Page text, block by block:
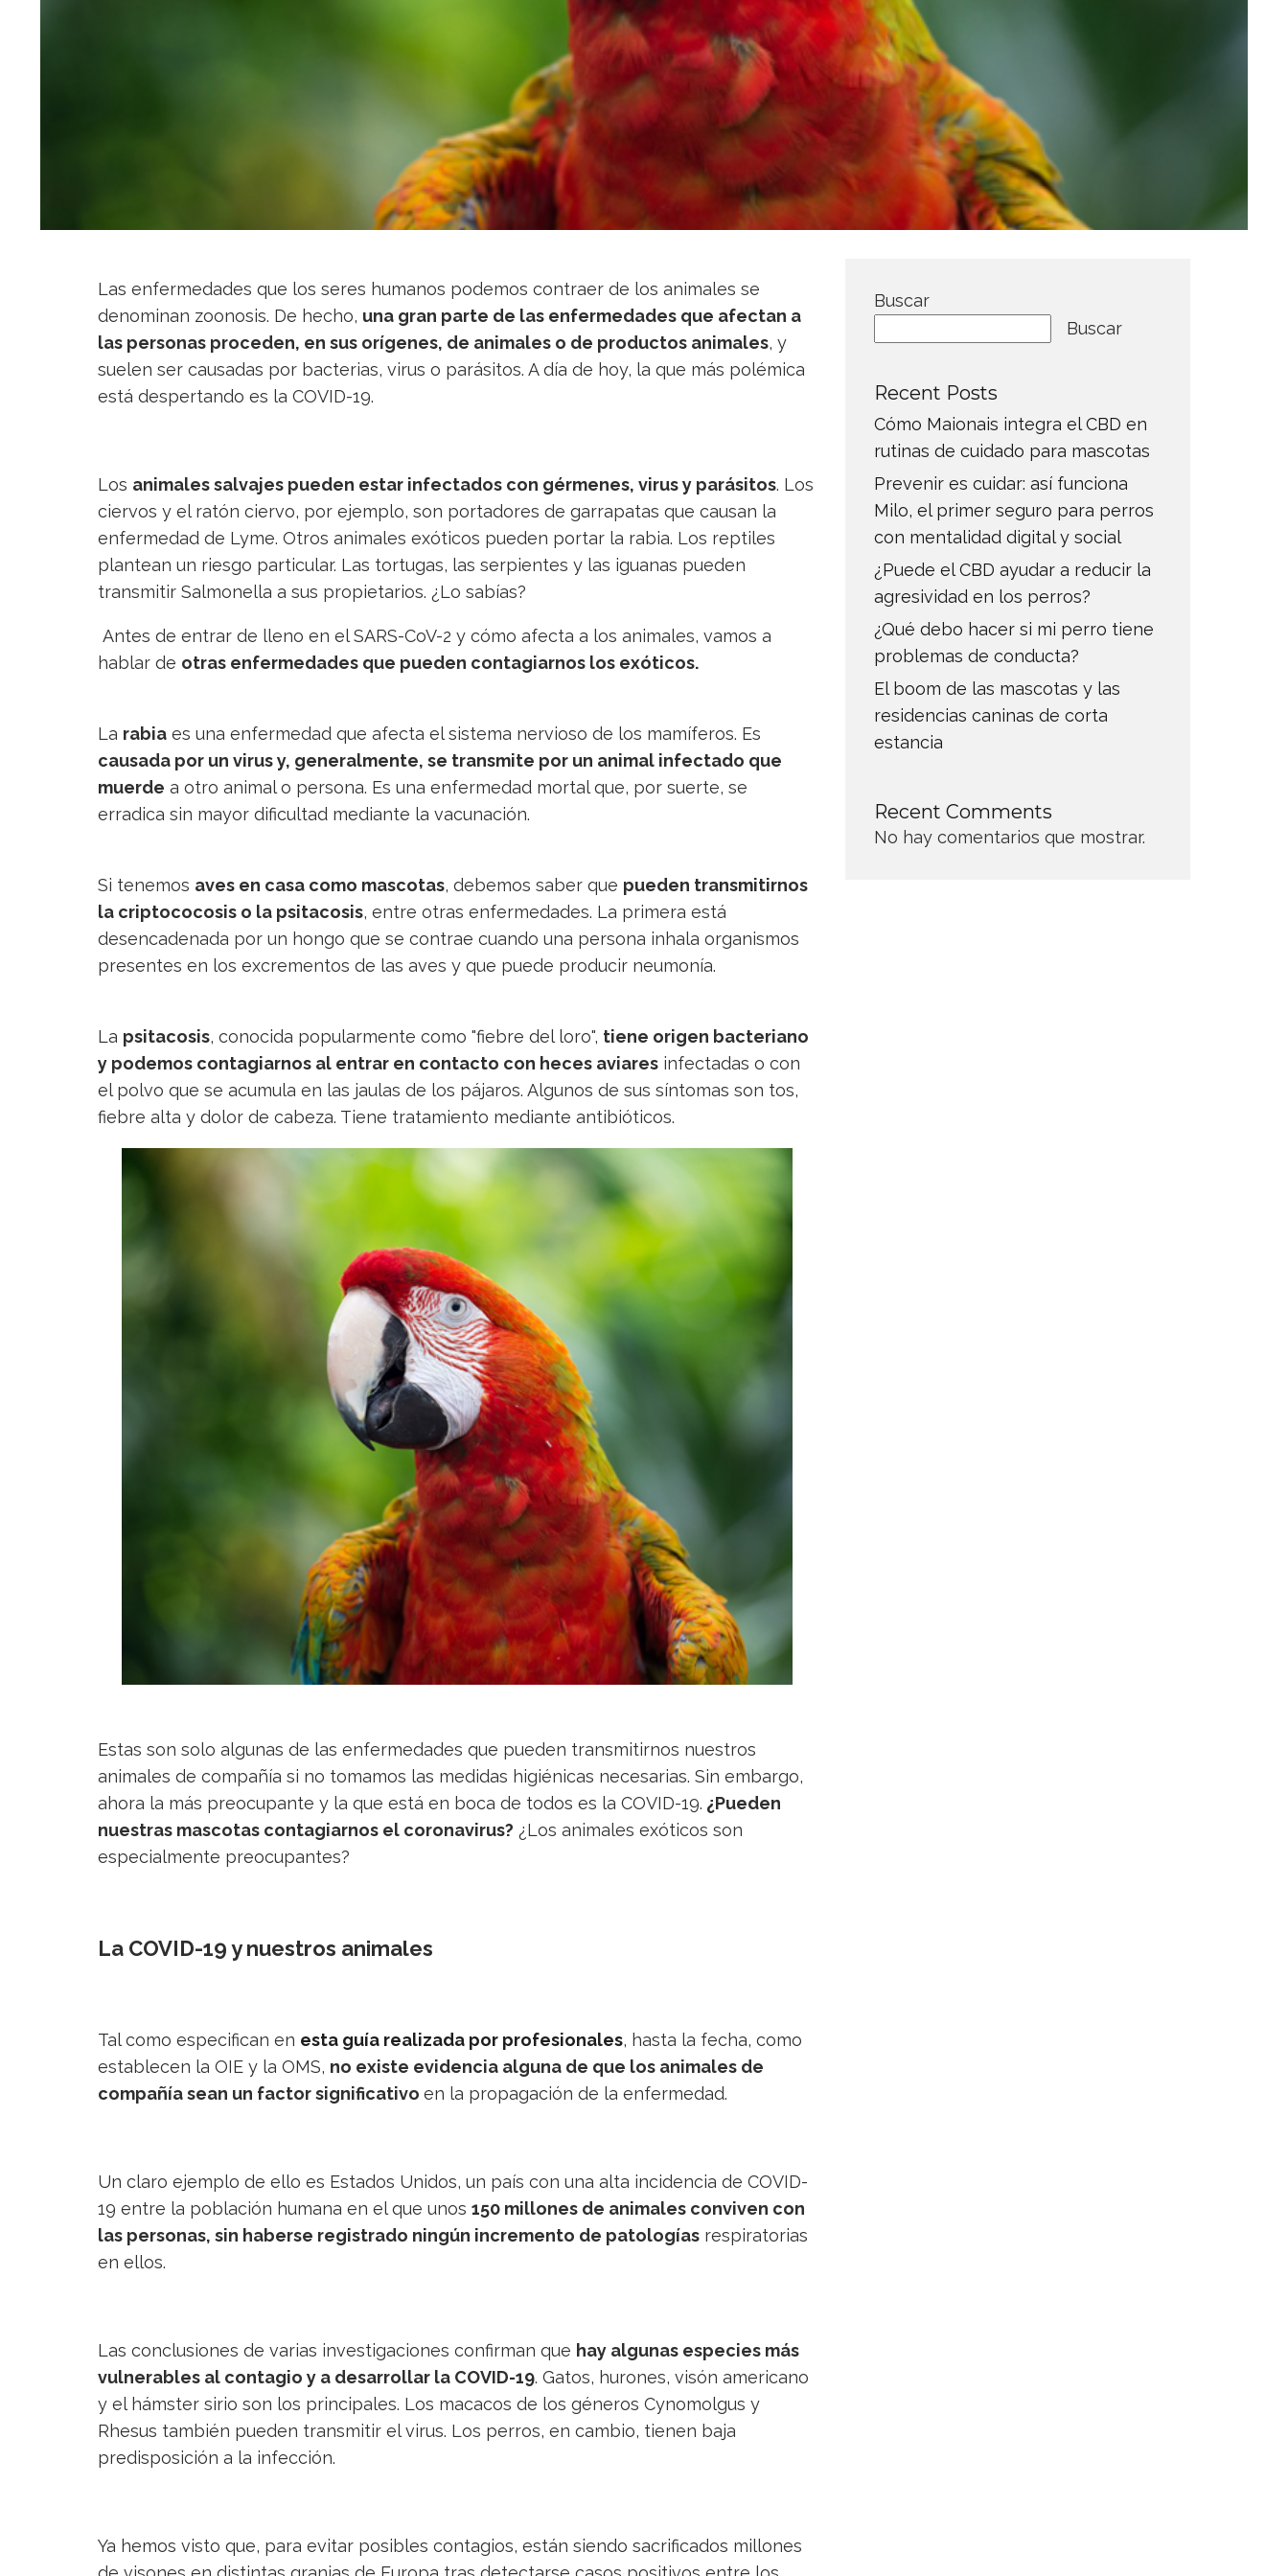
Las enfermedades que los seres humanos podemos contraer de los animales se
denominan zoonosis. De hecho, una gran parte de las enfermedades que afectan a
las personas proceden, en sus orígenes, de animales o de productos animales, y
suelen ser causadas por bacterias, virus o parásitos. A día de hoy, la que más polémica
está despertando es la COVID-19.
Los animales salvajes pueden estar infectados con gérmenes, virus y parásitos. Los
ciervos y el ratón ciervo, por ejemplo, son portadores de garrapatas que causan la
enfermedad de Lyme. Otros animales exóticos pueden portar la rabia. Los reptiles
plantean un riesgo particular. Las tortugas, las serpientes y las iguanas pueden
transmitir Salmonella a sus propietarios. ¿Lo sabías?
Antes de entrar de lleno en el SARS-CoV-2 y cómo afecta a los animales, vamos a
hablar de otras enfermedades que pueden contagiarnos los exóticos.
La rabia es una enfermedad que afecta el sistema nervioso de los mamíferos. Es
causada por un virus y, generalmente, se transmite por un animal infectado que
muerde a otro animal o persona. Es una enfermedad mortal que, por suerte, se
erradica sin mayor dificultad mediante la vacunación.
Si tenemos aves en casa como mascotas, debemos saber que pueden transmitirnos
la criptococosis o la psitacosis, entre otras enfermedades. La primera está
desencadenada por un hongo que se contrae cuando una persona inhala organismos
presentes en los excrementos de las aves y que puede producir neumonía.
La psitacosis, conocida popularmente como "fiebre del loro", tiene origen bacteriano
y podemos contagiarnos al entrar en contacto con heces aviares infectadas o con
el polvo que se acumula en las jaulas de los pájaros. Algunos de sus síntomas son tos,
fiebre alta y dolor de cabeza. Tiene tratamiento mediante antibióticos.
Estas son solo algunas de las enfermedades que pueden transmitirnos nuestros
animales de compañía si no tomamos las medidas higiénicas necesarias. Sin embargo,
ahora la más preocupante y la que está en boca de todos es la COVID-19. ¿Pueden
nuestras mascotas contagiarnos el coronavirus? ¿Los animales exóticos son
especialmente preocupantes?
La COVID-19 y nuestros animales
Tal como especifican en esta guía realizada por profesionales, hasta la fecha, como
establecen la OIE y la OMS, no existe evidencia alguna de que los animales de
compañía sean un factor significativo en la propagación de la enfermedad.
Un claro ejemplo de ello es Estados Unidos, un país con una alta incidencia de COVID-
19 entre la población humana en el que unos 150 millones de animales conviven con
las personas, sin haberse registrado ningún incremento de patologías respiratorias
en ellos.
Las conclusiones de varias investigaciones confirman que hay algunas especies más
vulnerables al contagio y a desarrollar la COVID-19. Gatos, hurones, visón americano
y el hámster sirio son los principales. Los macacos de los géneros Cynomolgus y
Rhesus también pueden transmitir el virus. Los perros, en cambio, tienen baja
predisposición a la infección.
Ya hemos visto que, para evitar posibles contagios, están siendo sacrificados millones
Buscar
Buscar
Recent Posts
Cómo Maionais integra el CBD en
rutinas de cuidado para mascotas
Prevenir es cuidar: así funciona
Milo, el primer seguro para perros
con mentalidad digital y social
¿Puede el CBD ayudar a reducir la
agresividad en los perros?
¿Qué debo hacer si mi perro tiene
problemas de conducta?
El boom de las mascotas y las
residencias caninas de corta
estancia
Recent Comments
No hay comentarios que mostrar.